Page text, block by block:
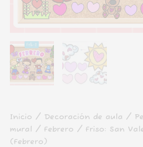
Inicio / Decoración de aula /
mural / Febrero / Friso: San
(Febrero)